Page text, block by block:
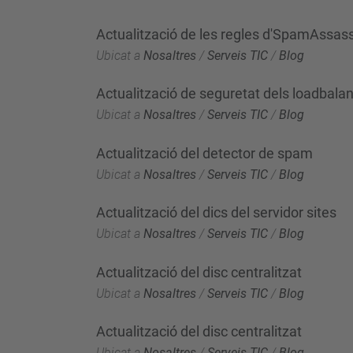
Actualització de les regles
Ubicat a Nosaltres /Serveis TIC / Blog
Actualització de seguretat dels
Ubicat a Nosaltres /Serveis TIC /Blog
Actualització del detector de spam
Ubicat a Nosaltres /Serveis TIC / Blog
Actualització del dics del servidor sites
Ubicat a Nosaltres /Serveis TIC /Blog
Actualització del disc centralitzat
Ubicat a Nosaltres /Serveis TIC / Blog
Actualització del disc centralitzat